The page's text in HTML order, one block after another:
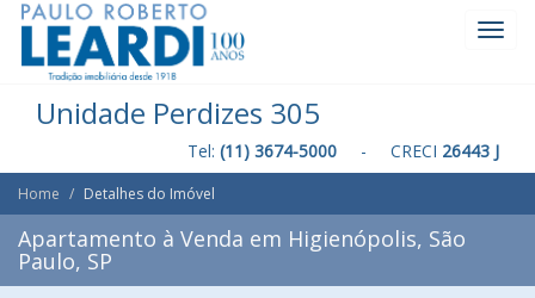
Unidade Perdizes 305
Tel: (11) 3674-5000 - CRECI 26443 J
Home Detalhes do Imóvel
Apartamento à Venda em Higienópolis, São
Paulo, SP